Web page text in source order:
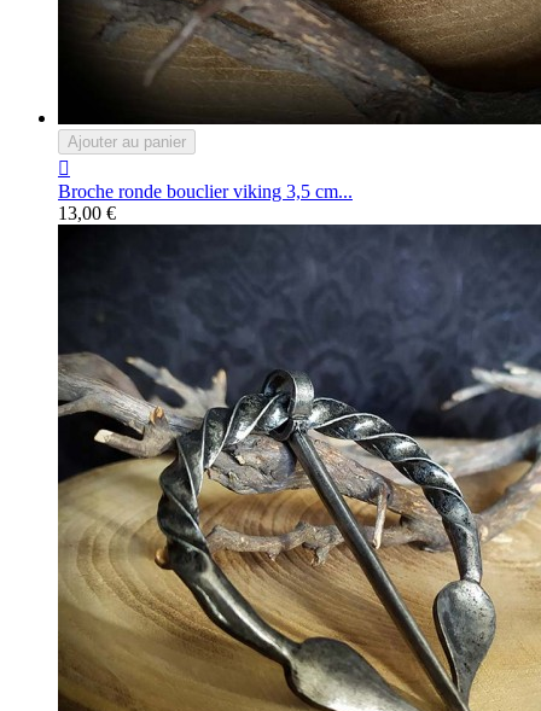
Ajouter au panier

Broche ronde bouclier viking 3,5 cm...
13,00 €